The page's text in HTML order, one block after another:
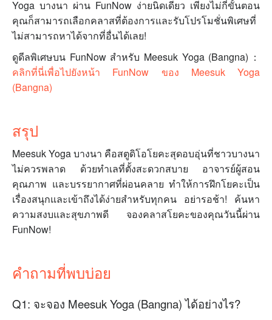
Yoga บางนา ผ่าน FunNow ง่ายนิดเดียว เพียงไม่กี่ขั้นตอน
คุณก็สามารถเลือกคลาสที่ต้องการและรับโปรโมชั่นพิเศษที่
ไม่สามารถหาได้จากที่อื่นได้เลย!
ดูดีลพิเศษบน FunNow สำหรับ Meesuk Yoga (Bangna)：
คลิกที่นี่เพื่อไปยังหน้า FunNow ของ Meesuk Yoga
(Bangna)
สรุป
Meesuk Yoga บางนา คือสตูดิโอโยคะสุดอบอุ่นที่ชาวบางนา
ไม่ควรพลาด ด้วยทำเลที่ตั้งสะดวกสบาย อาจารย์ผู้สอน
คุณภาพ และบรรยากาศที่ผ่อนคลาย ทำให้การฝึกโยคะเป็น
เรื่องสนุกและเข้าถึงได้ง่ายสำหรับทุกคน อย่ารอช้า! ค้นหา
ความสงบและสุขภาพดี จองคลาสโยคะของคุณวันนี้ผ่าน
FunNow!
คำถามที่พบบ่อย
Q1: จะจอง Meesuk Yoga (Bangna) ได้อย่างไร?